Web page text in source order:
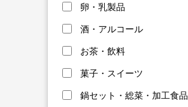
卵・乳製品
酒・アルコール
お茶・飲料
菓子・スイーツ
鍋セット・総菜・加工食品